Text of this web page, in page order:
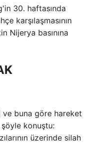
30. haftasında
karşılaşmasının
Nijerya basınına
ve buna göre hareket
konuştu:
üzerinde silah